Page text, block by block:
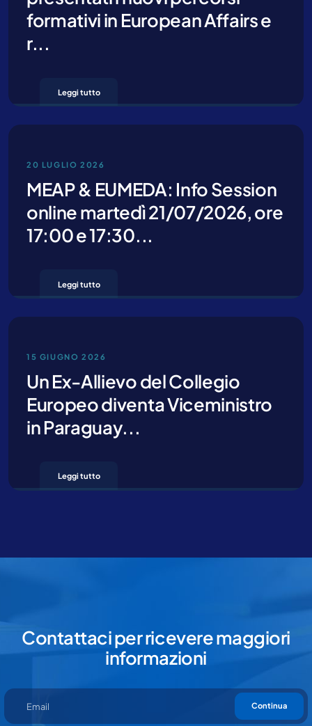
formativi in European Affairs e
r...
Leggi tutto
20 LUGLIO 2026
MEAP & EUMEDA: Info Session
online martedì 21/07/2026, ore
17:00 e 17:30...
Leggi tutto
15 GIUGNO 2026
Un Ex-Allievo del Collegio
Europeo diventa Viceministro
in Paraguay...
Leggi tutto
Contattaci per ricevere maggiori
informazioni
Continua